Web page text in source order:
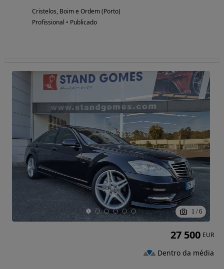
Cristelos, Boim e Ordem (Porto)
Profissional • Publicado
1 / 6
27 500 EUR
Dentro da média